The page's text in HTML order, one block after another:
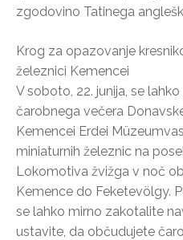
zgodovino Tatinega
Krog za opazovanje
železnici Kemencei
V soboto, 22. junija, se
čarobnega večera
Kemencei Erdei
miniaturnih železnic na
Lokomotiva žvižga v noč
Kemence do Feketevölgy.
se lahko mirno zakotalite
ustavite, da občudujete